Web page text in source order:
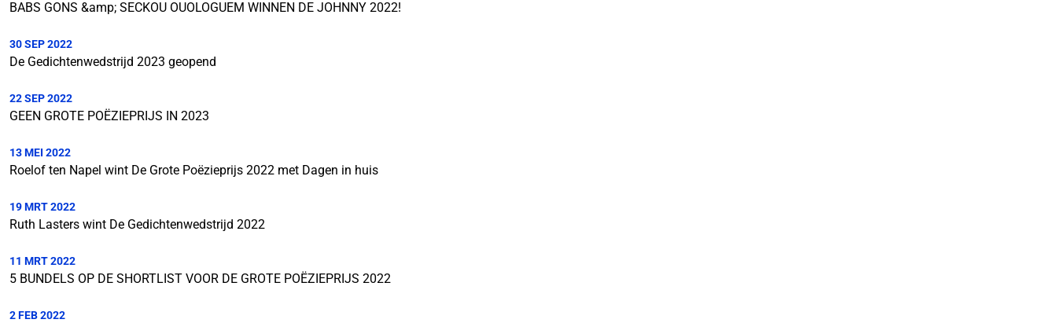
BABS GONS &amp; SECKOU OUOLOGUEM WINNEN DE JOHNNY 2022!
30 SEP 2022
De Gedichtenwedstrijd 2023 geopend
22 SEP 2022
GEEN GROTE POËZIEPRIJS IN 2023
13 MEI 2022
Roelof ten Napel wint De Grote Poëzieprijs 2022 met Dagen in huis
19 MRT 2022
Ruth Lasters wint De Gedichtenwedstrijd 2022
11 MRT 2022
5 BUNDELS OP DE SHORTLIST VOOR DE GROTE POËZIEPRIJS 2022
2 FEB 2022